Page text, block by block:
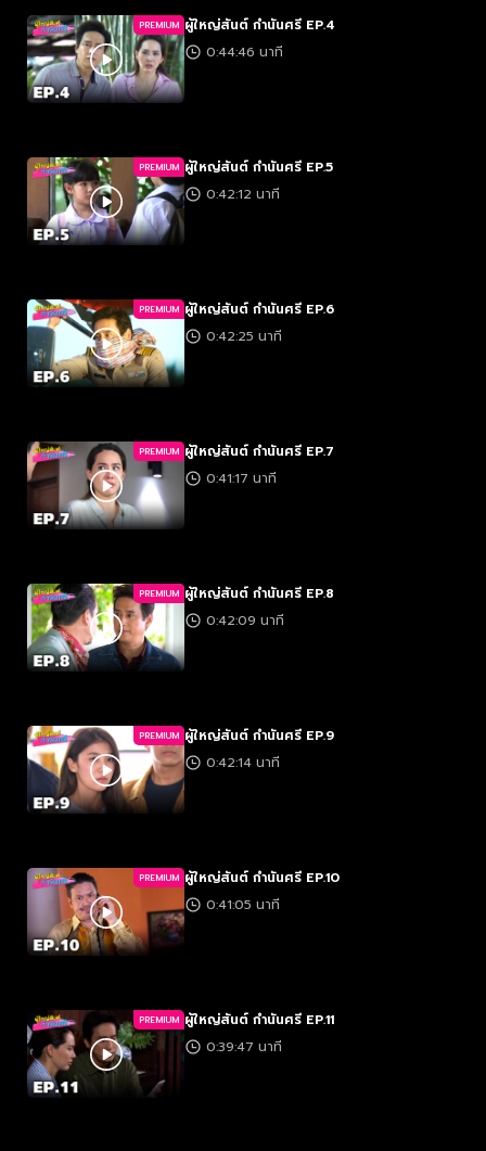
PREMIUM ผู้ใหญ่สันต์ กำนันศรี EP.4
0:44:46 นาที
PREMIUM ผู้ใหญ่สันต์ กำนันศรี EP.5
0:42:12 นาที
PREMIUM ผู้ใหญ่สันต์ กำนันศรี EP.6
0:42:25 นาที
PREMIUM ผู้ใหญ่สันต์ กำนันศรี EP.7
0:41:17 นาที
PREMIUM ผู้ใหญ่สันต์ กำนันศรี EP.8
0:42:09 นาที
PREMIUM ผู้ใหญ่สันต์ กำนันศรี EP.9
0:42:14 นาที
PREMIUM ผู้ใหญ่สันต์ กำนันศรี EP.10
0:41:05 นาที
PREMIUM ผู้ใหญ่สันต์ กำนันศรี EP.11
0:39:47 นาที